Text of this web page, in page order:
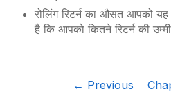
रोलिंग रिटर्न का औसत आपको
है कि आपको कितने रिटर्न की
← Previous